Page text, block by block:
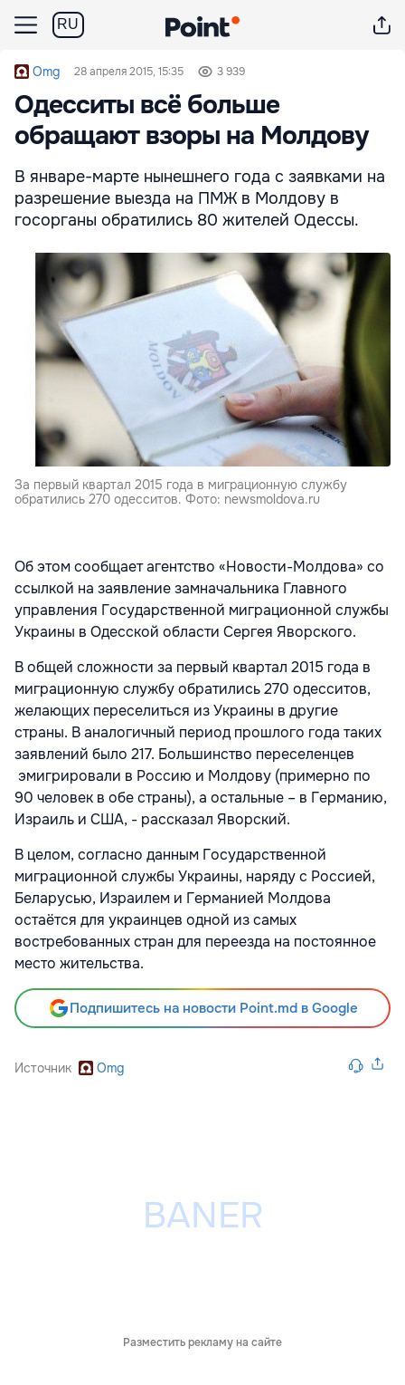
RU
Omg 28 апреля 2015, 15:35 3 939
Одесситы всё больше
обращают взоры на Молдову
В январе-марте нынешнего года с заявками на
разрешение выезда на ПМЖ в Молдову в
госорганы обратились 80 жителей Одессы.
За первый квартал 2015 года в миграционную службу
обратились 270 одесситов. Фото: newsmoldova.ru
Об этом сообщает агентство «Новости-Молдова» со
ссылкой на заявление замначальника Главного
управления Государственной миграционной службы
Украины в Одесской области Сергея Яворского.
В общей сложности за первый квартал 2015 года в
миграционную службу обратились 270 одесситов,
желающих переселиться из Украины в другие
страны. В аналогичный период прошлого года таких
заявлений было 217. Большинство переселенцев
эмигрировали в Россию и Молдову (примерно по
90 человек в обе страны), а остальные – в Германию,
Израиль и США, - рассказал Яворский.
В целом, согласно данным Государственной
миграционной службы Украины, наряду с Россией,
Беларусью, Израилем и Германией Молдова
остаётся для украинцев одной из самых
востребованных стран для переезда на постоянное
место жительства.
Подпишитесь на новости Point.md в Google
Источник Omg
Разместить рекламу на сайте